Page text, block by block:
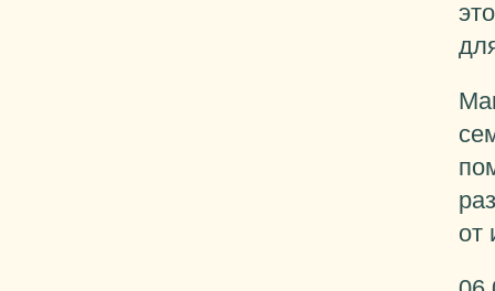
от